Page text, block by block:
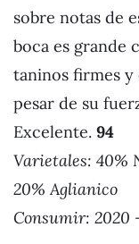
sobre notas de
boca es grande
taninos firmes y
pesar de su
Excelente. 94
Varietales: 40%
20% Aglianico
Consumir: 2020